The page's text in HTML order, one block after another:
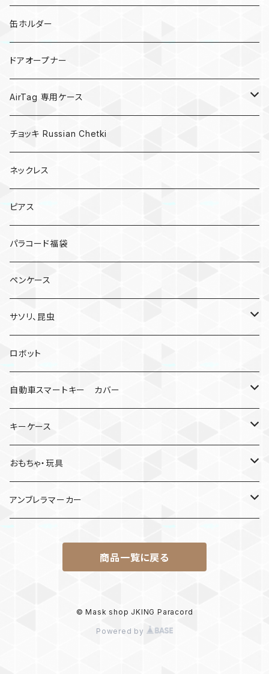
亀
キノコ
缶ホルダー
ドアオープナー
AirTag 専用ケース
AirTagキーリング
チョッキ Russian Chetki
ネックレス
ピアス
パラコード福袋
ペンケース
サソリ、昆虫
サソリ
クモ
ロボット
自動車スマートキー カバー
日産
キーケース
MDF材
おもちゃ・玩具
けん玉
アンブレラマーカー
商品一覧に戻る
© Mask shop JKING Paracord
Powered by